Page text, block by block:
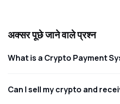
अक्सर पूछे जाने वाले प्रश्न
What is a Crypto Payment
Can I sell my crypto and